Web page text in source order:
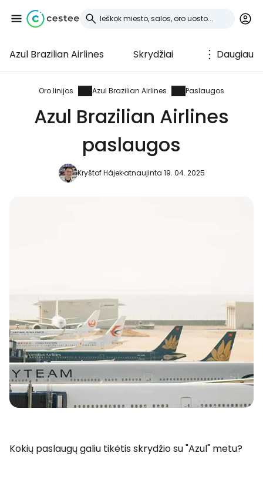
Azul Brazilian Airlines Skrydžiai Daugiau
Oro linijos Azul Brazilian Airlines Paslaugos
Azul Brazilian Airlines
paslaugos
Kryštof Hájekatnaujinta 19. 04. 2025
Kokių paslaugų galiu tikėtis skrydžio su "Azul" metu?
Prisijunkite prie
Cestee
... pasaulinė kelionių bendruomenė
Tęsti su Google